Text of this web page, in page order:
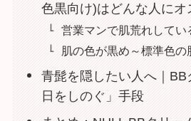
色黒向け)はどんな人にオ
営業マンで肌荒れして
肌の色が黒め～標準色の
青髭を隠したい人へ｜
日をしのぐ」手段